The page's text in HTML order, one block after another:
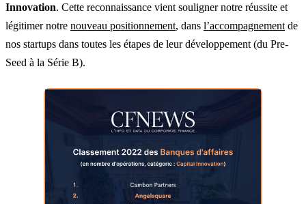
Innovation. Cette reconnaissance vient souligner notre réussite et
légitimer notre nouveau positionnement, dans l’accompagnement de
nos startups dans toutes les étapes de leur développement (du Pre-
Seed à la Série B).